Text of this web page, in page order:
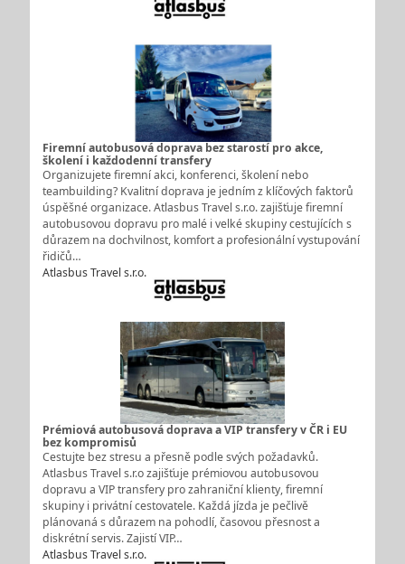
Firemní autobusová doprava bez starostí pro akce,
školení i každodenní transfery
Organizujete firemní akci, konferenci, školení nebo
teambuilding? Kvalitní doprava je jedním z klíčových faktorů
úspěšné organizace. Atlasbus Travel s.r.o. zajišťuje firemní
autobusovou dopravu pro malé i velké skupiny cestujících s
důrazem na dochvilnost, komfort a profesionální vystupování
řidičů…
Atlasbus Travel s.r.o.
Prémiová autobusová doprava a VIP transfery v ČR i EU
bez kompromisů
Cestujte bez stresu a přesně podle svých požadavků.
Atlasbus Travel s.r.o zajišťuje prémiovou autobusovou
dopravu a VIP transfery pro zahraniční klienty, firemní
skupiny i privátní cestovatele. Každá jízda je pečlivě
plánovaná s důrazem na pohodlí, časovou přesnost a
diskrétní servis. Zajistí VIP…
Atlasbus Travel s.r.o.